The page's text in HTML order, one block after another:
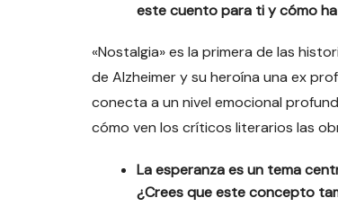
este cuento para ti y cómo
«Nostalgia» es la primera de las
de Alzheimer y su heroína una ex
conecta a un nivel emocional
cómo ven los críticos literarios las
La esperanza es un tema
¿Crees que este concepto